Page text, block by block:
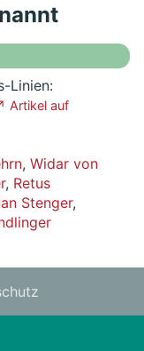
Linien:
Artikel auf
, Widar von
, Retus
Stenger,